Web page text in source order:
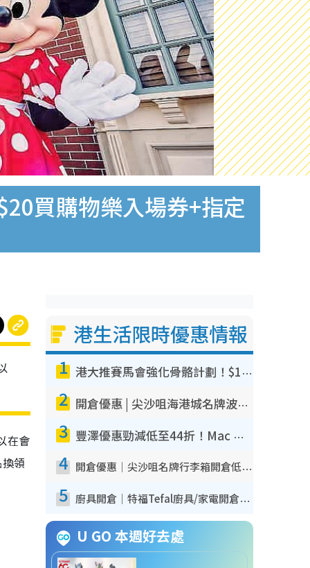
買購物樂入場券+指定
在會
領
港生活限時優惠情報
1 港大推賽馬會強化骨骼計劃！$100骨質密度X光檢查 完成免費運動訓練送超市禮券！附參加資格
2 開倉優惠 | 尖沙咀海港城名牌波鞋開倉低至1折！On鞋$899起／Joy&Peace鞋履$98起
3 豐澤優惠勁減低至44折！Mac mini/iPhone17Pro大減價！廚房家電$220起
4 開倉優惠｜尖沙咀名牌行李箱開倉低至4折！一連5日 American Tourister/ace./Hallmark $200起！
5 廚具開倉｜特福Tefal廚具/家電開倉低至3折！$220起買平底鍋/炒鑊/湯煲！電飯煲/吸塵機/燙斗$418起
U GO 本週好去處